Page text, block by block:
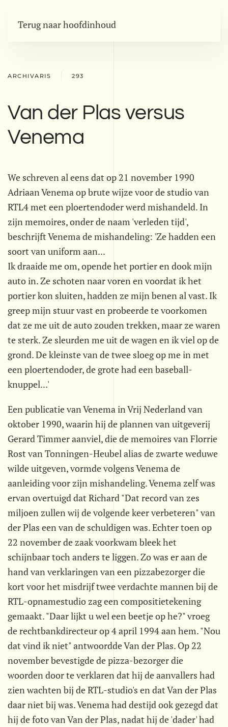
Terug naar hoofdinhoud
ARCHIVARIS 293
Van der Plas versus
Venema
We schreven al eens dat op 21 november 1990
Adriaan Venema op brute wijze voor de studio van
RTL4 met een ploertendoder werd mishandeld. In
zijn memoires, onder de naam 'verleden tijd',
beschrijft Venema de mishandeling: 'Ze hadden een
soort van uniform aan...
Ik draaide me om, opende het portier en dook mijn
auto in. Ze schoten naar voren en voordat ik het
portier kon sluiten, hadden ze mijn benen al vast. Ik
greep mijn stuur vast en probeerde te voorkomen
dat ze me uit de auto zouden trekken, maar ze waren
te sterk. Ze sleurden me uit de wagen en ik viel op de
grond. De kleinste van de twee sloeg op me in met
een ploertendoder, de grote had een baseball-
knuppel...'
Een publicatie van Venema in Vrij Nederland van
oktober 1990, waarin hij de plannen van uitgeverij
Gerard Timmer aanviel, die de memoires van Florrie
Rost van Tonningen-Heubel alias de zwarte weduwe
wilde uitgeven, vormde volgens Venema de
aanleiding voor zijn mishandeling. Venema zelf was
ervan overtuigd dat Richard "Dat record van zes
miljoen zullen wij de volgende keer verbeteren" van
der Plas een van de schuldigen was. Echter toen op
22 november de zaak voorkwam bleek het
schijnbaar toch anders te liggen. Zo was er aan de
hand van verklaringen van een pizzabezorger die
kort voor het misdrijf twee verdachte mannen bij de
RTL-opnamestudio zag een compositietekening
gemaakt. "Daar lijkt u wel een beetje op he?" vroeg
de rechtbankdirecteur op 4 april 1994 aan hem. "Nou
dat vind ik niet" antwoordde Van der Plas. Op 22
november bevestigde de pizza-bezorger die
woorden door te verklaren dat hij de aanvallers had
zien wachten bij de RTL-studio's en dat Van der Plas
daar niet bij was. Venema had destijd ook gezegd dat
hij de foto van Van der Plas, nadat hij de 'dader' had